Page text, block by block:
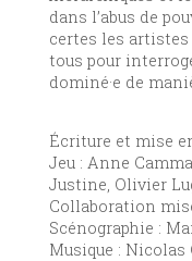
dans l’abus de
certes les artistes
tous pour
dominé·e de
Écriture et mise
Jeu : Anne
Justine, Olivier
Collaboration
Scénographie :
Musique : Nicolas